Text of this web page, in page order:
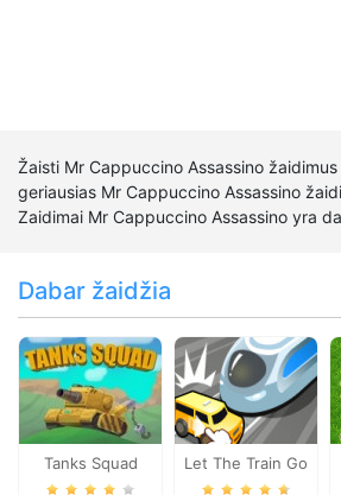
Žaisti Mr Cappuccino Assassino
geriausias Mr Cappuccino Assassino
Zaidimai Mr Cappuccino Assassino yra
Dabar žaidžia
Tanks Squad Let The Train Go